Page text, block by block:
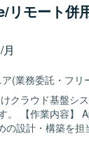
リモート
月
(業務委託・フリ
けクラウド基盤シ
iPhoneを
の設計・構築を